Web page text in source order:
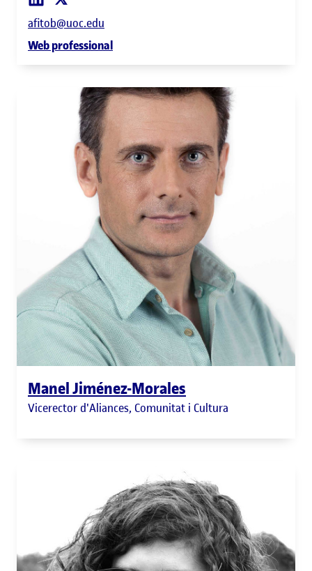
afitob@uoc.edu
Web professional
Manel Jiménez-Morales
Vicerector d'Aliances, Comunitat i Cultura